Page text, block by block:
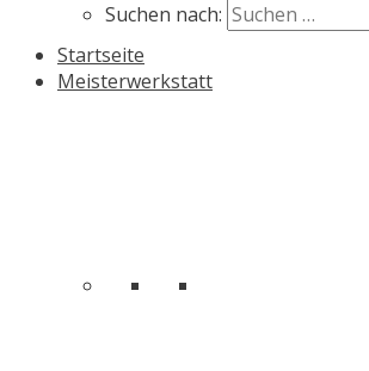
Suchen nach:
Startseite
Meisterwerkstatt